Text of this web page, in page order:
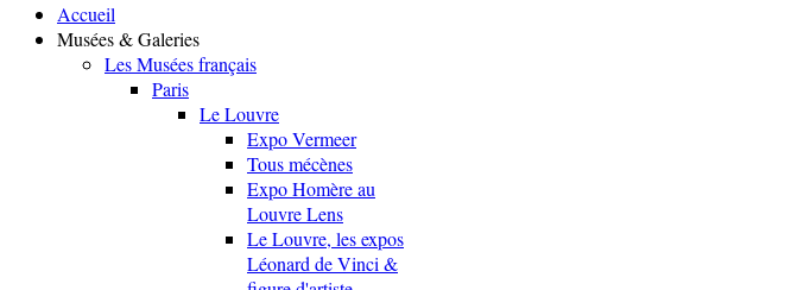
Accueil
Musées & Galeries
Les Musées français
Paris
Le Louvre
Expo Vermeer
Tous mécènes
Expo Homère au
Louvre Lens
Le Louvre, les expos
Léonard de Vinci &